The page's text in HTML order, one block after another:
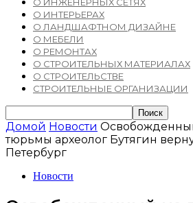
О ИНТЕРЬЕРАХ
О ЛАНДШАФТНОМ ДИЗАЙНЕ
О МЕБЕЛИ
О РЕМОНТАХ
О СТРОИТЕЛЬНЫХ МАТЕРИАЛАХ
О СТРОИТЕЛЬСТВЕ
СТРОИТЕЛЬНЫЕ ОРГАНИЗАЦИИ
Домой Новости
тюрьмы археолог Бутягин
Петербург
Новости